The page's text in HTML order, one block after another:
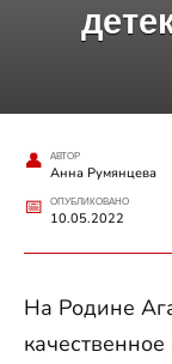
АВТОР
Анна Румянцева
ОПУБЛИКОВАНО
10.05.2022
На Родине